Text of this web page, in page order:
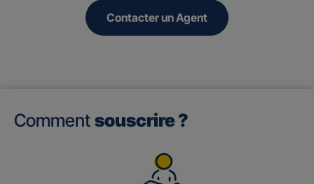
Contacter un Agent
Comment souscrire ?